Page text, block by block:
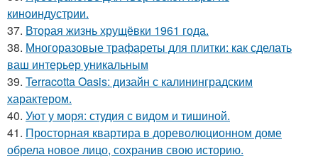
киноиндустрии.
37. Вторая жизнь хрущёвки 1961 года.
38. Многоразовые трафареты для плитки: как сделать
ваш интерьер уникальным
39. Terracotta Oasis: дизайн с калининградским
характером.
40. Уют у моря: студия с видом и тишиной.
41. Просторная квартира в дореволюционном доме
обрела новое лицо, сохранив свою историю.